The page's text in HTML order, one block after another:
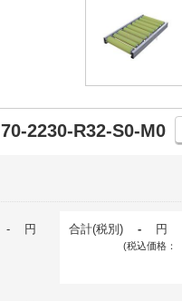
2230-R32-S0-M0
- 円 合計(税別) - 円
(税込価格：